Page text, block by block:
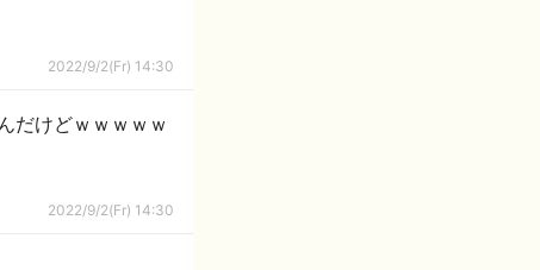
2022/9/2(Fr) 14:30
だけどｗｗｗｗｗ
2022/9/2(Fr) 14:30